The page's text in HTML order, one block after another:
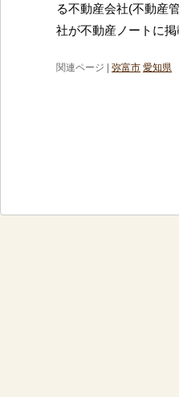
る不動産会社(不動産
社が不動産ノートに
関連ページ | 弥富市 愛知県